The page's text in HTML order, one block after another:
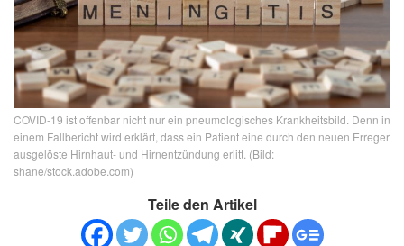
COVID-19 ist offenbar nicht nur ein pneumologisches Krankheitsbild. Denn in
einem Fallbericht wird erklärt, dass ein Patient eine durch den neuen Erreger
ausgelöste Hirnhaut- und Hirnentzündung erlitt. (Bild:
shane/stock.adobe.com)
Teile den Artikel